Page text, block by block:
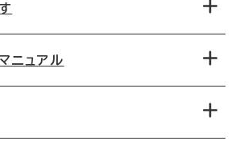
す
ニュアル